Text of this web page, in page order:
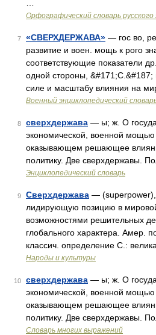
Орфографический словарь русского
7 «СВЕРХДЕРЖАВА» — гос во,
развитие и воен. мощь к рого
соответствующие показатели
одной стороны,
силе и масштабу влияния на
Военный энциклопедический
8 сверхдержава — ы; ж. О
экономической, военной мощью
оказывающем решающее
политику. Две сверхдержавы.
Энциклопедический словарь
9 Сверхдержава — (superpower),
лидирующую позицию в
возможностями решительных
глобального характера. Амер.
классич. определение С.:
Народы и культуры
10 сверхдержава — ы; ж. О
экономической, военной мощью
оказывающем решающее
политику. Две сверхдержавы.
Словарь многих выражений